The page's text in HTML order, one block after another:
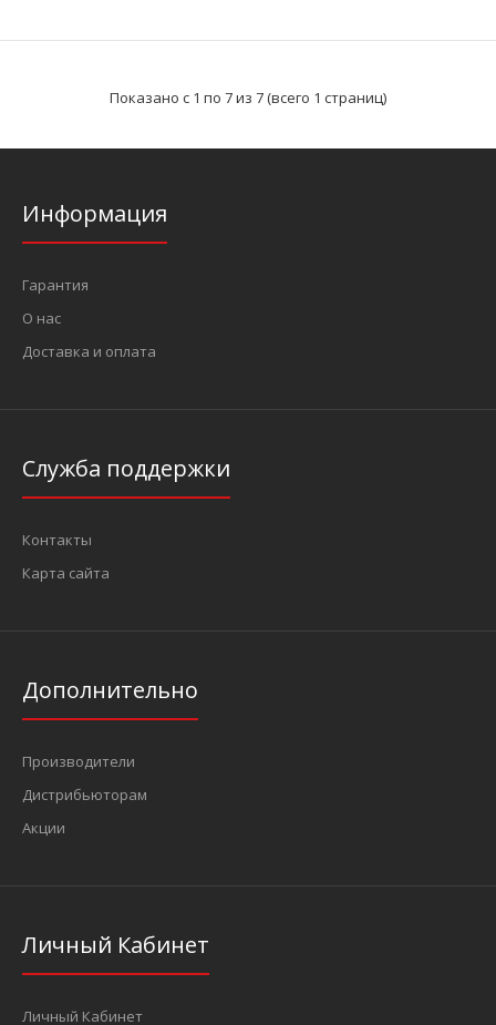
Показано с 1 по 7 из 7 (всего 1 страниц)
Информация
Гарантия
О нас
Доставка и оплата
Служба поддержки
Контакты
Карта сайта
Дополнительно
Производители
Дистрибьюторам
Акции
Личный Кабинет
Личный Кабинет